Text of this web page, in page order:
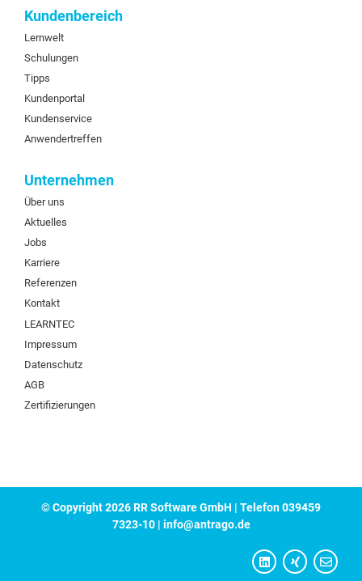
Kundenbereich
Lernwelt
Schulungen
Tipps
Kundenportal
Kundenservice
Anwendertreffen
Unternehmen
Über uns
Aktuelles
Jobs
Karriere
Referenzen
Kontakt
LEARNTEC
Impressum
Datenschutz
AGB
Zertifizierungen
© Copyright 2026 RR Software GmbH | Telefon 039459
7323-10 | info@antrago.de
L
i
X
i
E
n